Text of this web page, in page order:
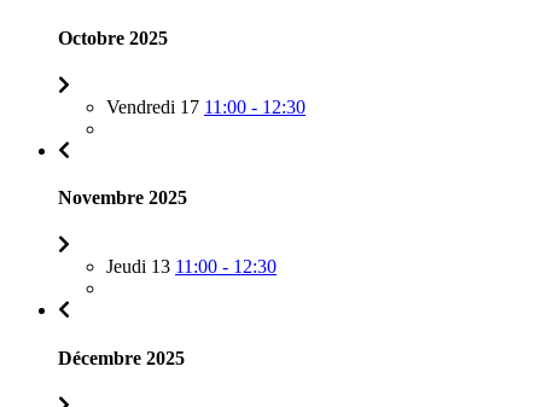
Octobre 2025
Vendredi 17 11:00 - 12:30
Novembre 2025
Jeudi 13 11:00 - 12:30
Décembre 2025